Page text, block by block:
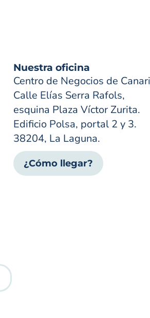
Nuestra oficina
Centro de Negocios de
Calle Elías Serra Rafols,
esquina Plaza Víctor Zurita.
Edificio Polsa, portal 2 y 3.
38204, La Laguna.
¿Cómo llegar?